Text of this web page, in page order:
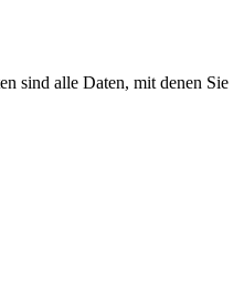
sind alle Daten, mit denen Sie